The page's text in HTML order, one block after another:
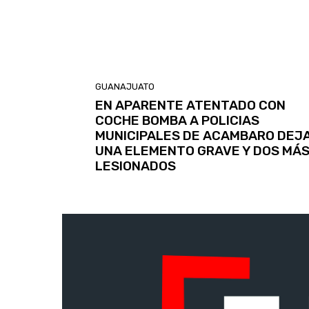
GUANAJUATO
EN APARENTE ATENTADO CON
COCHE BOMBA A POLICIAS
MUNICIPALES DE ACAMBARO
UNA ELEMENTO GRAVE Y DOS MÁS
LESIONADOS